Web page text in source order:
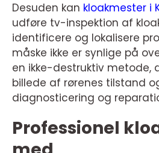
Desuden kan kloakmester i
udføre tv-inspektion af
identificere og lokalisere
måske ikke er synlige på
en ikke-destruktiv metode,
billede af rørenes tilstand
diagnosticering og
Professionel